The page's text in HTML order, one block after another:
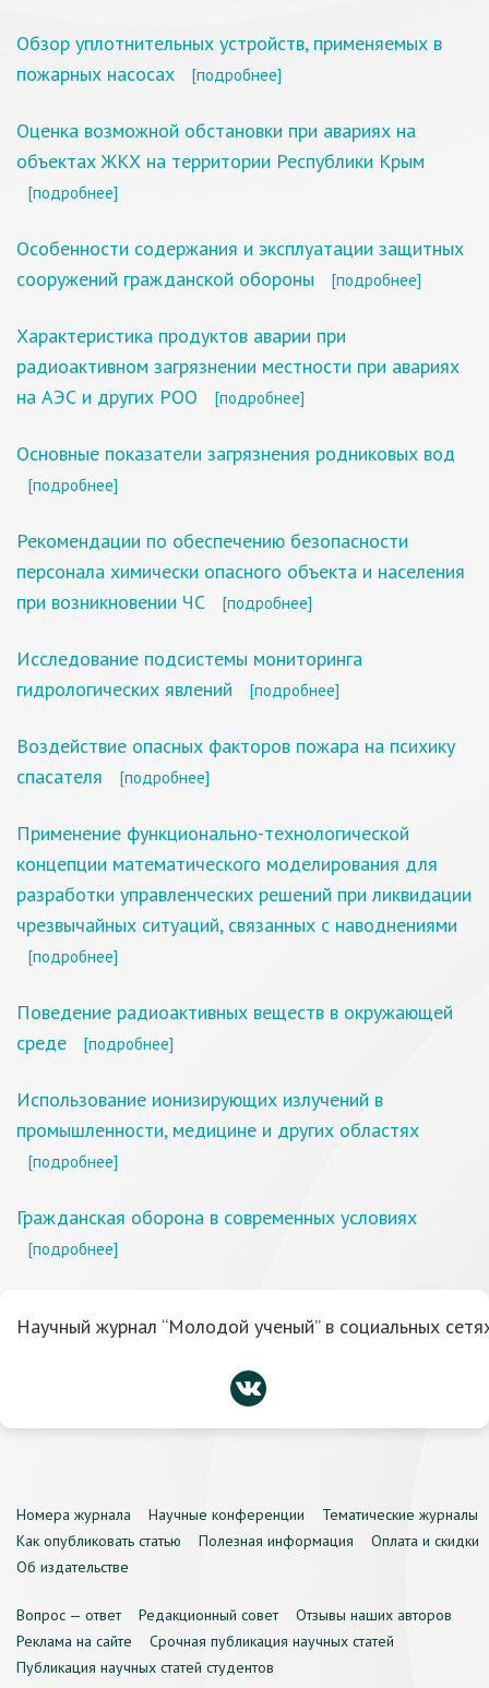
Обзор уплотнительных устройств, применяемых в
пожарных насосах
[подробнее]
Оценка возможной обстановки при авариях на
объектах ЖКХ на территории Республики Крым
[подробнее]
Особенности содержания и эксплуатации защитных
сооружений гражданской обороны
[подробнее]
Характеристика продуктов аварии при
радиоактивном загрязнении местности при авариях
на АЭС и других РОО
[подробнее]
Основные показатели загрязнения родниковых вод
[подробнее]
Рекомендации по обеспечению безопасности
персонала химически опасного объекта и населения
при возникновении ЧС
[подробнее]
Исследование подсистемы мониторинга
гидрологических явлений
[подробнее]
Воздействие опасных факторов пожара на психику
спасателя
[подробнее]
Применение функционально-технологической
концепции математического моделирования для
разработки управленческих решений при ликвидации
чрезвычайных ситуаций, связанных с наводнениями
[подробнее]
Поведение радиоактивных веществ в окружающей
среде
[подробнее]
Использование ионизирующих излучений в
промышленности, медицине и других областях
[подробнее]
Гражданская оборона в современных условиях
[подробнее]
Научный журнал “Молодой ученый” в социальных
Номера журнала Научные конференции
Тематические журналы
Как опубликовать статью
Полезная информация
Оплата и скидки
Об издательстве
Вопрос — ответ Редакционный совет
Отзывы наших авторов
Реклама на сайте
Срочная публикация научных статей
Публикация научных статей студентов